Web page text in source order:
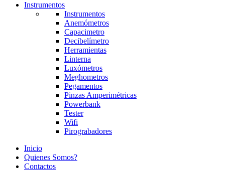
Instrumentos
Instrumentos
Anemómetros
Capacimetro
Decibelímetro
Herramientas
Linterna
Luxómetros
Meghometros
Pegamentos
Pinzas Amperimétricas
Powerbank
Tester
Wifi
Pirograbadores
Inicio
Quienes Somos?
Contactos